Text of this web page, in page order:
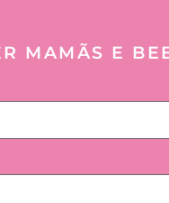
MAMÃS E